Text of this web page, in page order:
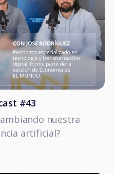
#43
nuestra
artificial?